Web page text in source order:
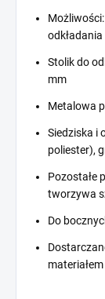
odkładania
Stolik do
mm
Metalowa
Siedziska i
poliester),
Pozostałe
tworzywa
Do